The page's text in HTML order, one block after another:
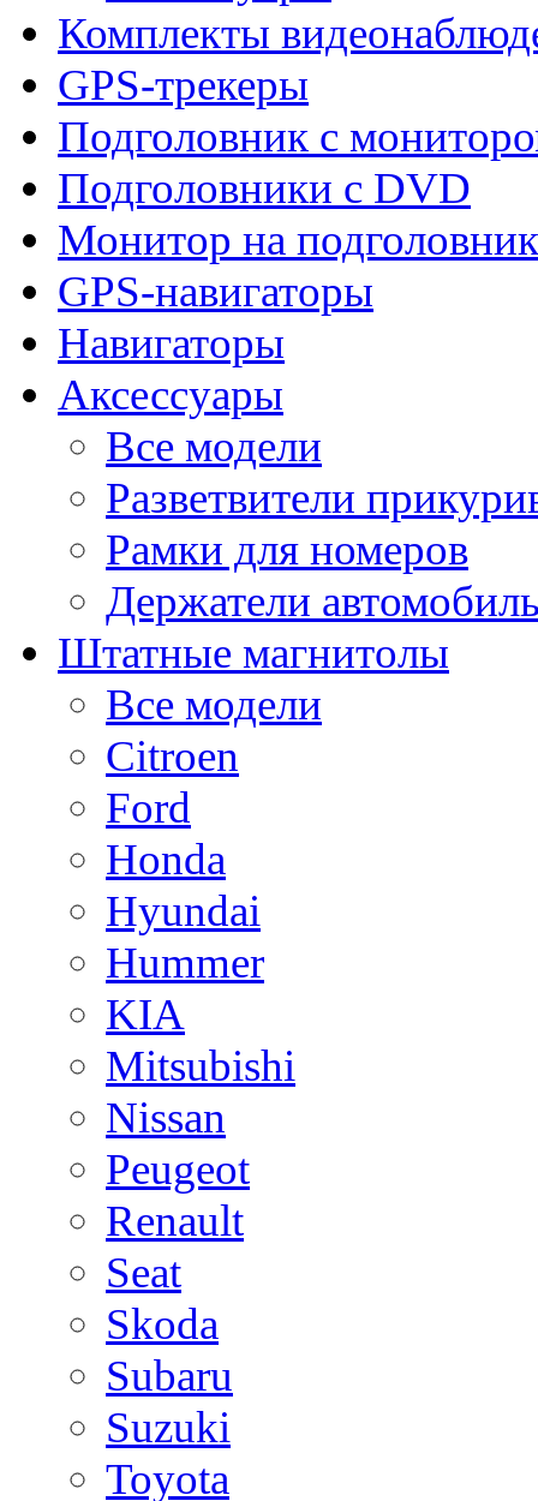
Комплекты
GPS-трекеры
Подголовник с
Подголовники с DVD
Монитор на подголовник
GPS-навигаторы
Навигаторы
Аксессуары
Все модели
Разветвители
Рамки для номеров
Держатели
Штатные магнитолы
Все модели
Citroen
Ford
Honda
Hyundai
Hummer
KIA
Mitsubishi
Nissan
Peugeot
Renault
Seat
Skoda
Subaru
Suzuki
Toyota